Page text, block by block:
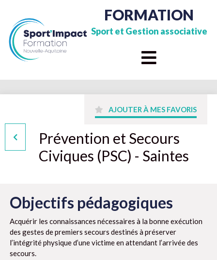
FORMATION
Sport et Gestion associative
AJOUTER À MES FAVORIS
Prévention et Secours
Civiques (PSC) - Saintes
Objectifs pédagogiques
Acquérir les connaissances nécessaires à la bonne exécution
des gestes de premiers secours destinés à préserver
l’intégrité physique d’une victime en attendant l’arrivée des
secours.